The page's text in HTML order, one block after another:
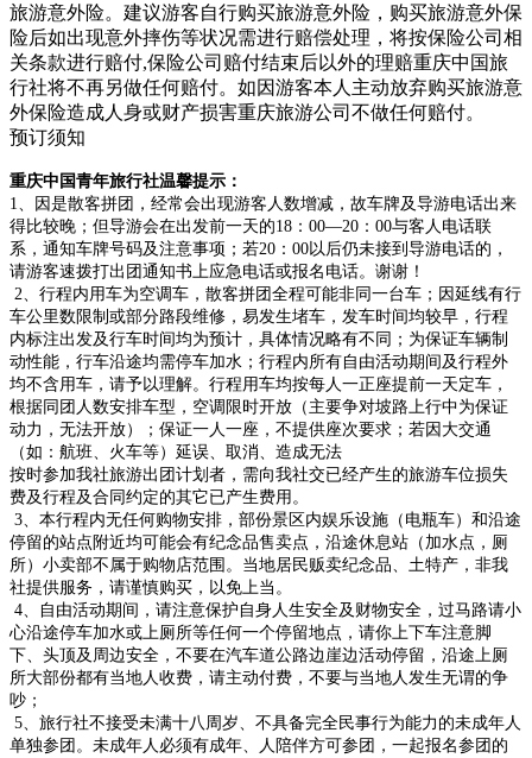
旅游意外险。建议游客自行购买旅游意外险，购买旅游意外保
险后如出现意外摔伤等状况需进行赔偿处理，将按保险公司相
关条款进行赔付,保险公司赔付结束后以外的理赔重庆中国旅
行社将不再另做任何赔付。如因游客本人主动放弃购买旅游意
外保险造成人身或财产损害重庆旅游公司不做任何赔付。
预订须知
重庆中国青年旅行社温馨提示：
1、因是散客拼团，经常会出现游客人数增减，故车牌及导游电话出来
得比较晚；但导游会在出发前一天的18：00—20：00与客人电话联
系，通知车牌号码及注意事项；若20：00以后仍未接到导游电话的，
请游客速拨打出团通知书上应急电话或报名电话。谢谢！
2、行程内用车为空调车，散客拼团全程可能非同一台车；因延线有行
车公里数限制或部分路段维修，易发生堵车，发车时间均较早，行程
内标注出发及行车时间均为预计，具体情况略有不同；为保证车辆制
动性能，行车沿途均需停车加水；行程内所有自由活动期间及行程外
均不含用车，请予以理解。行程用车均按每人一正座提前一天定车，
根据同团人数安排车型，空调限时开放（主要争对坡路上行中为保证
动力，无法开放）；保证一人一座，不提供座次要求；若因大交通
（如：航班、火车等）延误、取消、造成无法
按时参加我社旅游出团计划者，需向我社交已经产生的旅游车位损失
费及行程及合同约定的其它已产生费用。
3、本行程内无任何购物安排，部份景区内娱乐设施（电瓶车）和沿途
停留的站点附近均可能会有纪念品售卖点，沿途休息站（加水点，厕
所）小卖部不属于购物店范围。当地居民贩卖纪念品、土特产，非我
社提供服务，请谨慎购买，以免上当。
4、自由活动期间，请注意保护自身人生安全及财物安全，过马路请小
心沿途停车加水或上厕所等任何一个停留地点，请你上下车注意脚
下、头顶及周边安全，不要在汽车道公路边崖边活动停留，沿途上厕
所大部份都有当地人收费，请主动付费，不要与当地人发生无谓的争
吵；
5、旅行社不接受未满十八周岁、不具备完全民事行为能力的未成年人
单独参团。未成年人必须有成年 、人陪伴方可参团，一起报名参团的